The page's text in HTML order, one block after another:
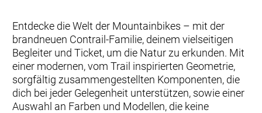
Entdecke die Welt der Mountainbikes – mit der
brandneuen Contrail-Familie, deinem vielseitigen
Begleiter und Ticket, um die Natur zu erkunden. Mit
einer modernen, vom Trail inspirierten Geometrie,
sorgfältig zusammengestellten Komponenten, die
dich bei jeder Gelegenheit unterstützen, sowie einer
Auswahl an Farben und Modellen, die keine